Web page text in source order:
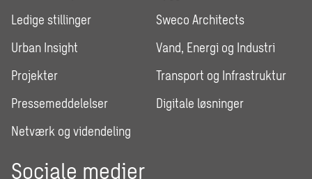
Ledige stillinger
Urban Insight
Projekter
Pressemeddelelser
Netværk og videndeling
Sweco Architects
Vand, Energi og Industri
Transport og Infrastruktur
Digitale løsninger
Sociale medier